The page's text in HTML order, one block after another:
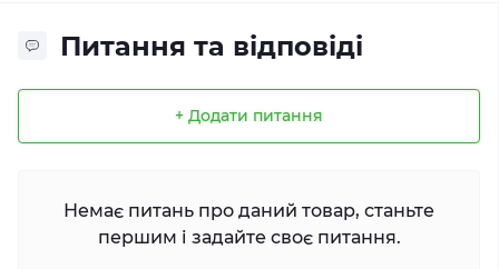
Питання та відповіді
+ Додати питання
Немає питань про даний товар, станьте
першим і задайте своє питання.